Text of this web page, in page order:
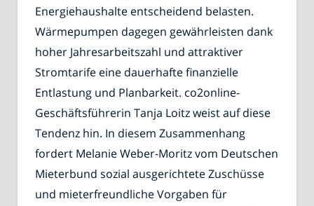
Energiehaushalte entscheidend belasten.
Wärmepumpen dagegen gewährleisten dank
hoher Jahresarbeitszahl und attraktiver
Stromtarife eine dauerhafte finanzielle
Entlastung und Planbarkeit. co2online-
Geschäftsführerin Tanja Loitz weist auf diese
Tendenz hin. In diesem Zusammenhang
fordert Melanie Weber-Moritz vom Deutschen
Mieterbund sozial ausgerichtete Zuschüsse
und mieterfreundliche Vorgaben für